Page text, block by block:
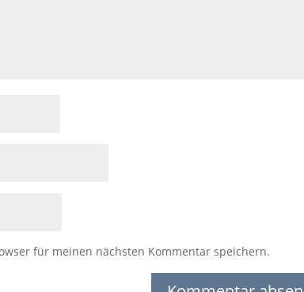
für meinen nächsten Kommentar speichern.